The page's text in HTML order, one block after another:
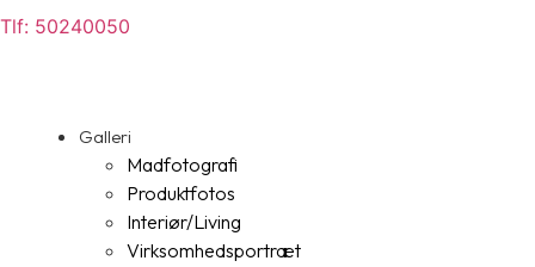
Tlf: 50240050
Galleri
Madfotografi
Produktfotos
Interiør/Living
Virksomhedsportræt